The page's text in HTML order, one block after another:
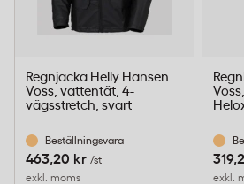
Regnjacka Helly Hansen
Voss, vattentät, 4-
vägsstretch, svart
Beställningsvara
463,20 kr /st
exkl. moms
exkl.